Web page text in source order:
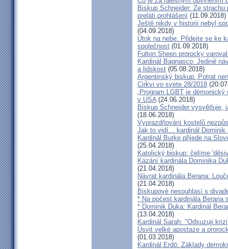
Biskup Schneider: Ze
preláti prohlášení (11.09.2018)
Ještě nikdy v historii nebyl
(04.09.2018)
Útok na nebe: Přidejte se ke
společnost (01.09.2018)
Fulton Sheen prorocky
Kardinál Bagnasco: Jedině
a lidskost (05.08.2018)
Argentinský biskup:,Potrat
Cirkvi vo svete 28/2018
„Program LGBT je
v USA(24.06.2018)
Biskup Schneider vysvětluje,
(18.06.2018)
Vyprazdňování kostelů
Jak to vidí... kardinál Dominik
Kardinál Burke přijede na
(25.04.2018)
Katolický biskup: čelíme
Kázání kardinála Dominika
(21.04.2018)
Návrat kardinála Berana:
(21.04.2018)
Biskupové nesouhlasí s
* Na počest kardinála
* Dominik Duka: Kardinál
(13.04.2018)
Kardinál Sarah: "Odsuzuji
Úsvit velké apostaze a
(01.03.2018)
Kardinál Erdö: Základy